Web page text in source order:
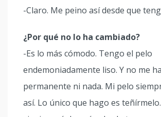
-Claro. Me peino así desde que
¿Por qué no lo ha cambiado?
-Es lo más cómodo. Tengo el pelo
endemoniadamente liso. Y no me
permanente ni nada. Mi pelo
así. Lo único que hago es